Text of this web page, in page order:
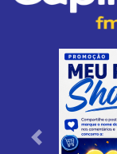
Próximo